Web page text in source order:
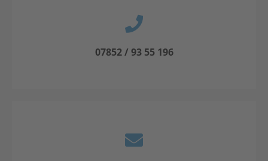
07852 / 93 55 196